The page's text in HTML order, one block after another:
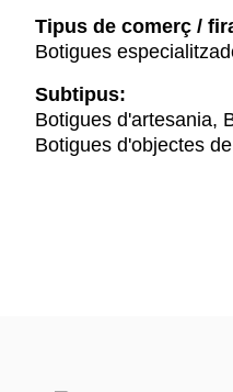
Tipus de comerç /
Botigues
Subtipus:
Botigues d'artesania,
Botigues d'objectes